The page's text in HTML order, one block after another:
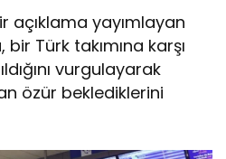
açıklama yayımlayan
bir Türk takımına karşı
vurgulayarak
özür beklediklerini